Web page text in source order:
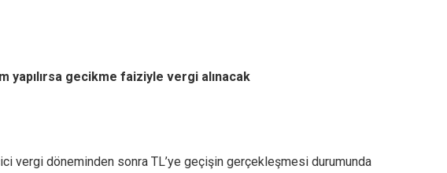
yapılırsa gecikme faiziyle vergi alınacak
vergi döneminden sonra TL’ye geçişin gerçekleşmesi durumunda